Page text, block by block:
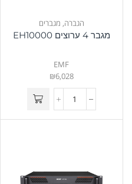
הגברה, מגברים
מגבר 4 ערוצים EH10000
EMF
₪6,028